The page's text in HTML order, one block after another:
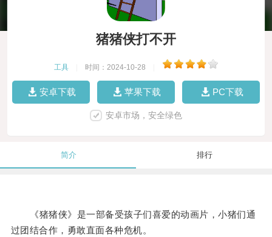
猪猪侠打不开
工具 时间：2024-10-28
安卓下载 苹果下载 PC下载
安卓市场，安全绿色
简介 排行
《猪猪侠》是一部备受孩子们喜爱的动画片，小猪们通
过团结合作，勇敢直面各种危机。